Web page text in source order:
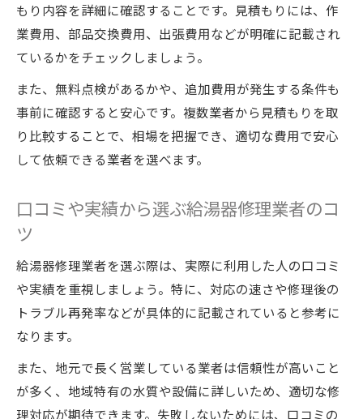
もり内容を詳細に確認することです。見積もりには、作
業費用、部品交換費用、出張費用などが明確に記載され
ているかをチェックしましょう。
また、無料点検があるかや、追加費用が発生する条件も
事前に確認すると安心です。複数業者から見積もりを取
り比較することで、相場を把握でき、適切な費用で安心
して依頼できる業者を選べます。
口コミや実績から選ぶ給湯器修理業者のコ
ツ
給湯器修理業者を選ぶ際は、実際に利用した人の口コミ
や実績を重視しましょう。特に、対応の速さや修理後の
トラブル再発率などが具体的に記載されていると参考に
なります。
また、地元で長く営業している業者は信頼性が高いこと
が多く、地域特有の水質や設備に詳しいため、適切な修
理対応が期待できます。失敗しないためには、口コミの